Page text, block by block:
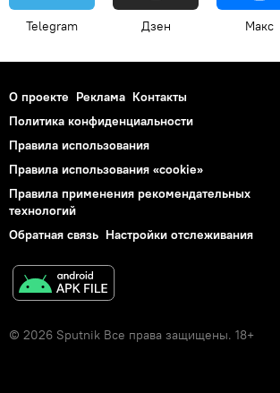
Telegram Дзен Макс
О проекте Реклама Контакты
Политика конфиденциальности
Правила использования
Правила использования «cookie»
Правила применения рекомендательных
технологий
Обратная связь Настройки отслеживания
© 2026 Sputnik Все права защищены. 18+